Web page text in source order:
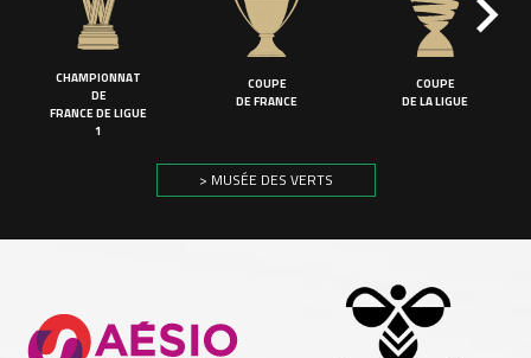
CHAMPIONNAT
DE
FRANCE DE LIGUE
1
COUPE
DE FRANCE
COUPE
DE LA LIGUE
> MUSÉE DES VERTS